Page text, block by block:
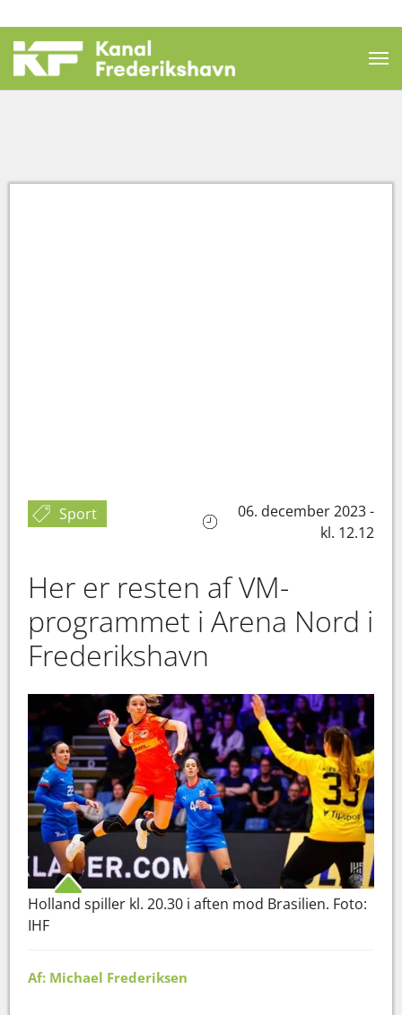
Sport
06. december 2023 -
kl. 12.12
Her er resten af VM-
programmet i Arena Nord i
Frederikshavn
Holland spiller kl. 20.30 i aften mod Brasilien. Foto:
IHF
Af: Michael Frederiksen